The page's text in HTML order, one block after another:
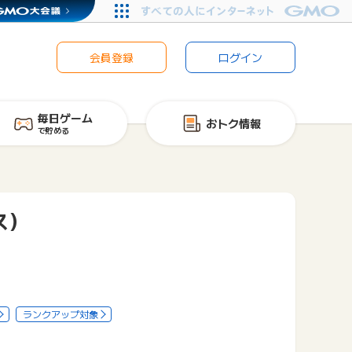
会員登録 ログイン
毎日ゲーム
で貯める おトク情報
ランクアップ対象